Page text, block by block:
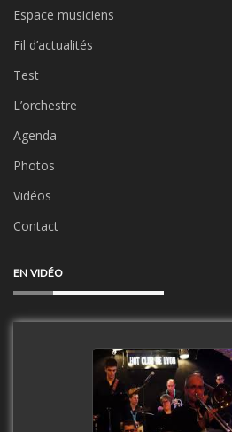
Espace musiciens
Fil d’actualités
Test
L’orchestre
Agenda
Photos
Vidéos
Contact
EN VIDÉO
Clip Only Big
watch video